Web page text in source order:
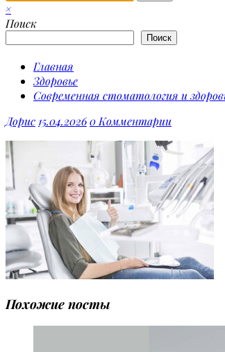
×
Поиск
Поиск
Главная
Здоровье
Современная стоматология и
Дорис 15.04.20260 Комментарии
Похожие посты